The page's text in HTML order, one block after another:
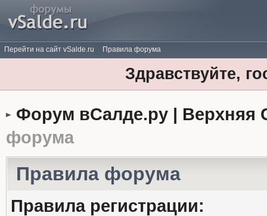
Перейти на сайт vSalde.ru Правила форума
Здравствуйте,
Форум вСалде.ру | Верхняя
форума
Правила форума
Правила регистрации: